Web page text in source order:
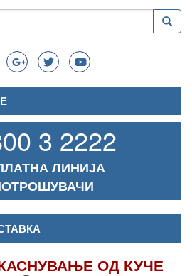
3 2222
ЛИНИЈА
ОД КУЧЕ